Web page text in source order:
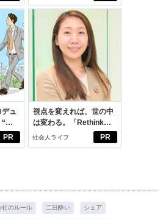
PR
デュ
ジ
PR
視点を変えれば、世の中
は変わる。「Rethink
PROJECT」がつたえた
社会人ライフ
社のルール 二日酔い シェア